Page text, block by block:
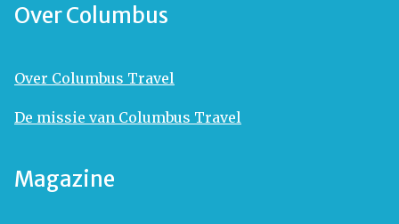
Over Columbus
Over Columbus Travel
De missie van Columbus Travel
Magazine